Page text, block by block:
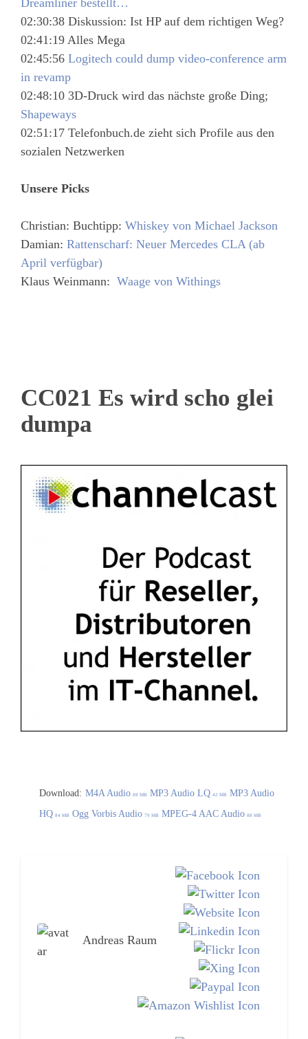
02:30:38 Diskussion: Ist HP auf dem richtigen Weg?
02:41:19 Alles Mega
02:45:56 Logitech could dump video-conference arm
in revamp
02:48:10 3D-Druck wird das nächste große Ding;
Shapeways
02:51:17 Telefonbuch.de zieht sich Profile aus den
sozialen Netzwerken
Unsere Picks
Christian: Buchtipp: Whiskey von Michael Jackson
Damian: Rattenscharf: Neuer Mercedes CLA (ab
April verfügbar)
Klaus Weinmann: Waage von Withings
CC021 Es wird scho glei
dumpa
Download: M4A Audio 88 MB MP3 Audio LQ 42 MB MP3 Audio
HQ 84 MB Ogg Vorbis Audio 79 MB MPEG-4 AAC Audio 88 MB
Andreas Raum